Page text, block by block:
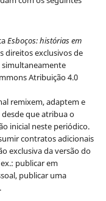
Esboços: histórias em
direitos exclusivos de
Atribuição 4.0
remixem, adaptem e
que atribua o
inicial neste periódico.
contratos adicionais
exclusiva da versão do
publicar em
publicar uma